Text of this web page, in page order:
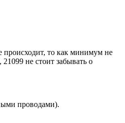
происходит, то как минимум не
не стоит забывать о
проводами).